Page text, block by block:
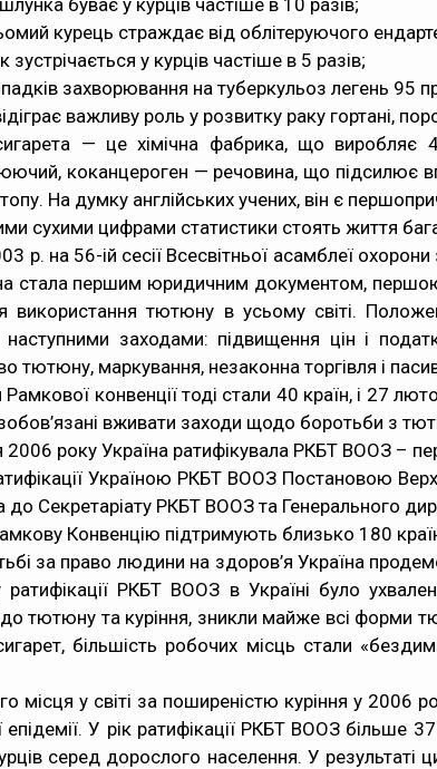
буває у курців частіше в 10 разів;
курець страждає від облітеруючого
зустрічається у курців частіше в 5 разів;
захворювання на туберкульоз легень 95
важливу роль у розвитку раку гортані,
— це хімічна фабрика, що виробляє
коканцероген — речовина, що підсилює
На думку англійських учених, він є
сухими цифрами статистики стоять життя
р. на 56-ій сесії Всесвітньої асамблеї
стала першим юридичним документом,
використання тютюну в усьому світі.
заходами: підвищення цін і
тютюну, маркування, незаконна торгівля і
конвенції тоді стали 40 країн, і 27
зобов’язані вживати заходи щодо боротьби з
2006 року Україна ратифікувала РКБТ ВООЗ –
Україною РКБТ ВООЗ Постановою
до Секретаріату РКБТ ВООЗ та Генерального
Конвенцію підтримують близько 180
за право людини на здоров’я Україна
РКБТ ВООЗ в Україні було
тютюну та куріння, зникли майже всі форми
більшість робочих місць стали
місця у світі за поширеністю куріння у 2006
У рік ратифікації РКБТ ВООЗ більше
серед дорослого населення. У